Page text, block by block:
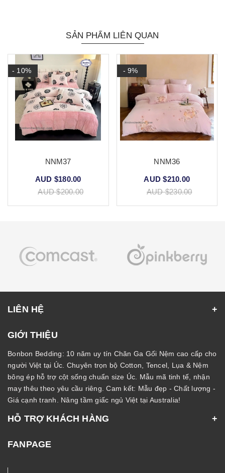
SẢN PHẨM LIÊN QUAN
- 10%
NNM37
AUD $180.00
AUD $200.00
- 9%
NNM36
AUD $210.00
AUD $230.00
LIÊN HỆ
GIỚI THIỆU
Bonbon Bedding: 10 năm uy tín Chăn Ga Gối Nệm cao cấp cho
người Việt tại Úc. Chuyên trọn bộ Cotton, Tencel, Lụa & Nệm
bông ép hỗ trợ cột sống chuẩn size Úc. Mẫu mã tinh tế, nhận
may thêu theo yêu cầu riêng. Cam kết: Mẫu đẹp - Chất lượng -
Giá cạnh tranh. Nâng tầm giấc ngủ Việt tại Australia!
HỖ TRỢ KHÁCH HÀNG
FANPAGE